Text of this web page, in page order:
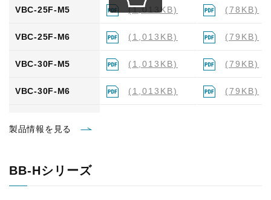
VBC-25F-M5 (1,013KB) (78KB)
VBC-25F-M6 (1,013KB) (79KB)
VBC-30F-M5 (1,013KB) (79KB)
VBC-30F-M6 (1,013KB) (79KB)
VBC-40F-M5
製品情報を見る
BB-Hシリーズ